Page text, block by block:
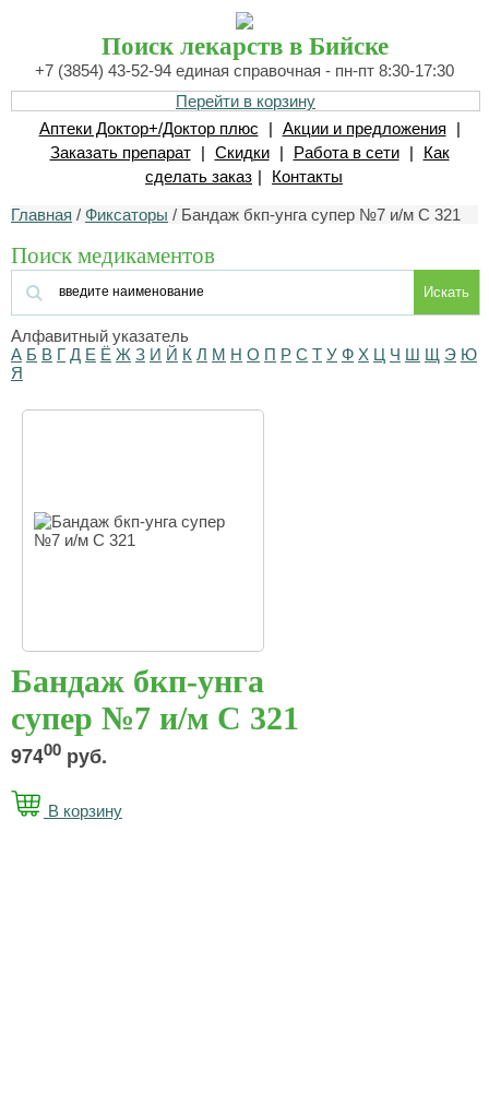
Поиск лекарств в Бийске
+7 (3854) 43-52-94 единая справочная - пн-пт 8:30-17:30
Перейти в корзину
Аптеки Доктор+/Доктор плюс
| Акции и предложения
|
Заказать препарат
| Скидки | Работа в сети |
Как
сделать заказ | Контакты
Главная / Фиксаторы / Бандаж бкп-унга супер №7 и/м С 321
Поиск медикаментов
Искать
Алфавитный указатель
А Б В Г Д Е Ё Ж З И Й К Л М Н О П Р С Т У Ф Х Ц Ч Ш Щ Э Ю
Я
Бандаж бкп-унга
супер №7 и/м С 321
97400 руб.
В корзину